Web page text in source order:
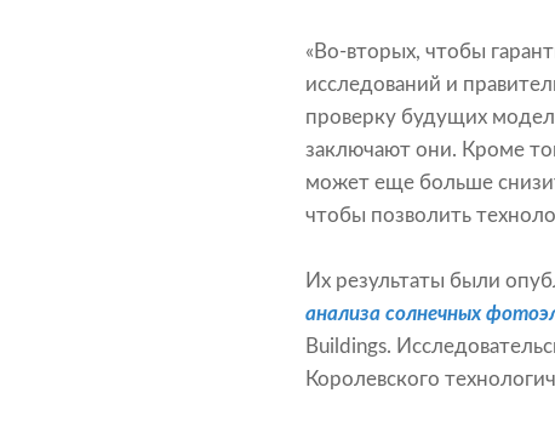
«Во-вторых, чтобы
исследований и
проверку будущих
заключают они. Кроме
может еще больше
чтобы позволить
Их результаты были
анализа солнечных
Buildings.
Королевского